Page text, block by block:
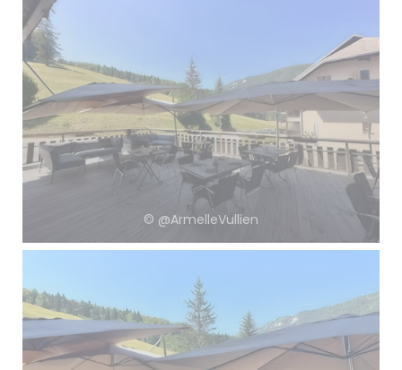
© @ArmelleVullien